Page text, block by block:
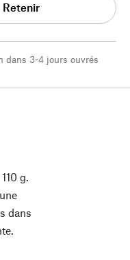
Retenir
dans 3-4 jours ouvrés
g.
dans